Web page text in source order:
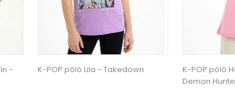
K-POP póló Halványrózsaszín -
K-POP póló